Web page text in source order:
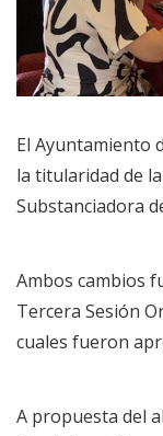
El Ayuntamiento
la titularidad de
Substanciadora
Ambos cambios
Tercera Sesión
cuales fueron
A propuesta del